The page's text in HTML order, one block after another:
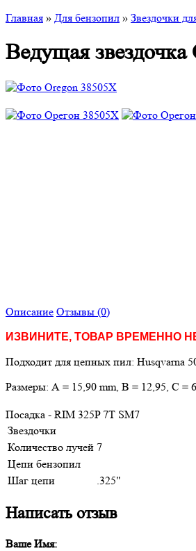
Главная » Для бензопил » Звездочки
Ведущая
Описание Отзывы (0)
ИЗВИНИТЕ, ТОВАР ВРЕМЕННО
Подходит для цепных пил: Husqvarna
Размеры: А = 15,90 mm, B = 12,95, C =
Посадка - RIM 325P 7T SM7
Звездочки
Количество лучей 7
Цепи бензопил
Шаг цепи
.325"
Написать отзыв
Ваше Имя: